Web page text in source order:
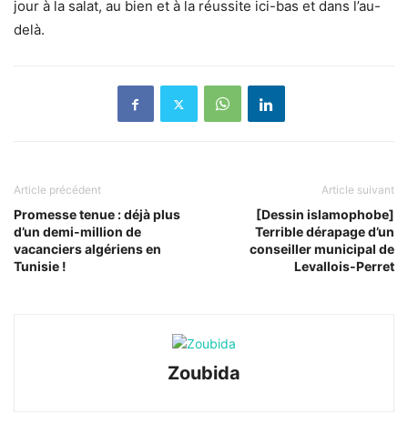
jour à la salat, au bien et à la réussite ici-bas et dans l’au-
delà.
Article précédent
Promesse tenue : déjà plus
d’un demi-million de
vacanciers algériens en
Tunisie !
Article suivant
[Dessin islamophobe]
Terrible dérapage d’un
conseiller municipal de
Levallois-Perret
Zoubida